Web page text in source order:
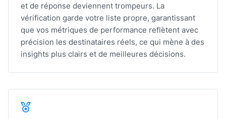
et de réponse deviennent trompeurs. La
vérification garde votre liste propre, garantissant
que vos métriques de performance reflètent avec
précision les destinataires réels, ce qui mène à des
insights plus clairs et de meilleures décisions.